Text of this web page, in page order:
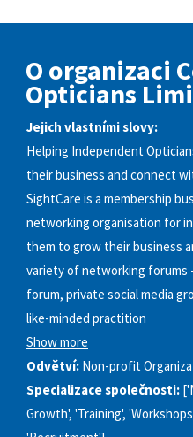
O organizaci
Opticians
Jejich vlastními slovy:
Helping Independent
their business and connect
SightCare is a membership
networking organisation for
them to grow their business
variety of networking forums
forum, private social media
like-minded practition
Show more
Odvětví: Non-profit
Specializace společnosti:
Growth', 'Training',